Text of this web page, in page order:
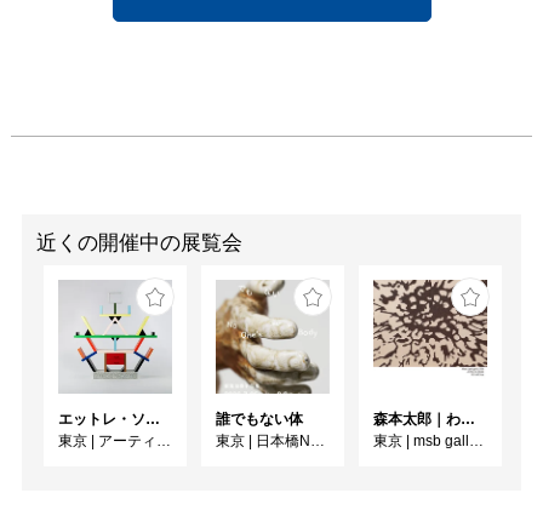
近くの開催中の展覧会
エットレ・ソットサス —魔法がはじまるとき、デザインは生まれる
東京
アーティゾン美術館
誰でもない体
東京
日本橋N11ギャラリー
森本太郎｜わたしのパレイドリア
東京
msb gallery